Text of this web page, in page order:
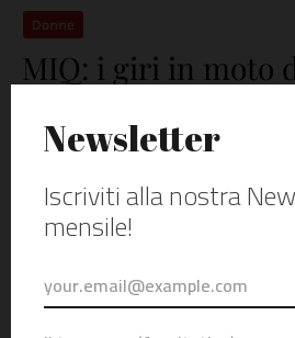
Donne
MIQ: i giri in moto
marzo 23, 2020
Copenaghen , ero davvero felice